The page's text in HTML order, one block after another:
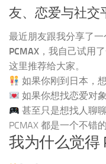
友、恋爱与社交
最近朋友跟我分享了
PCMAX ，我自己试用
这里推荐给大家。
如果你刚到日本，
如果你想找恋爱对象
甚至只是想找人聊
PCMAX 都是一个不错
我为什么觉得